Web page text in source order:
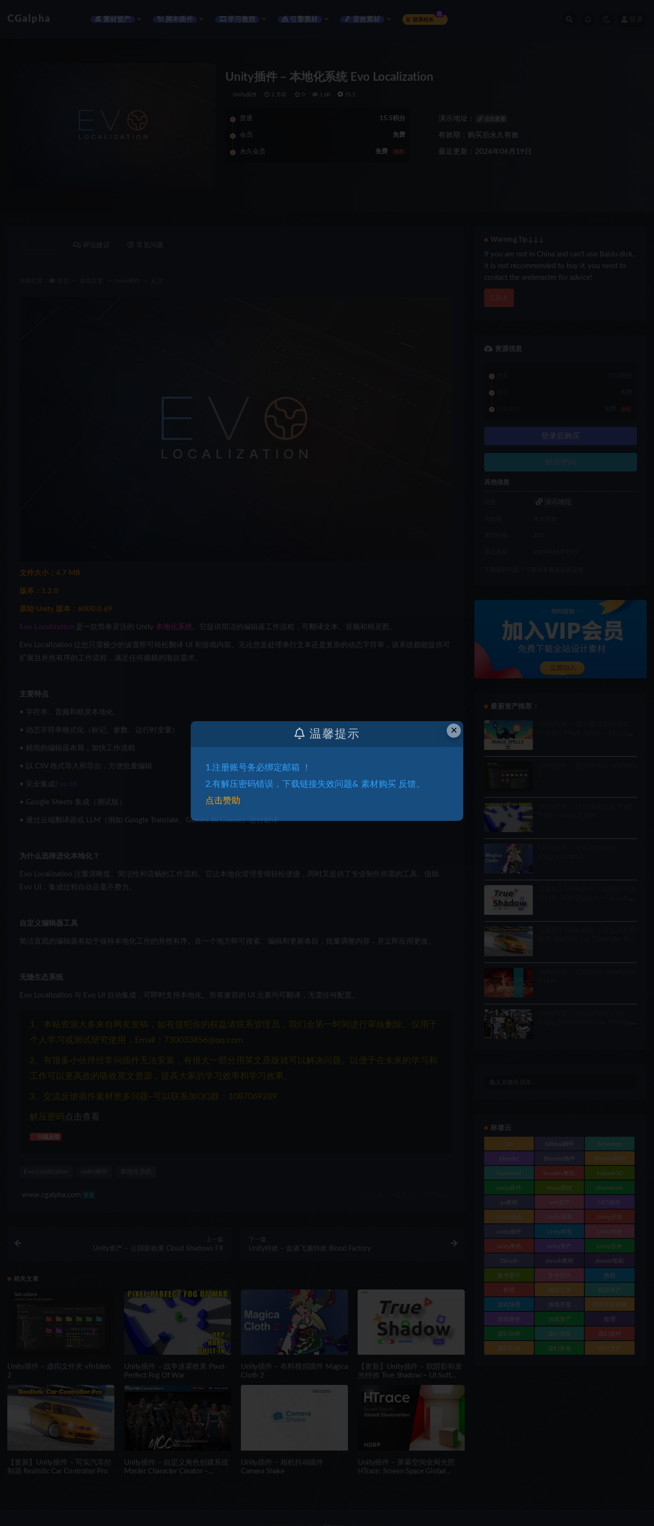
CGalpha 👒 素材资产 🔌 脚本插件 🎞️ 学习教程 🎪 引擎素材 🎵 音效素材 🥇 联系站长
急
Unity插件 – 本地化系统 Evo Localization
Unity插件 2 月前 0 1.6K 15.5
普通 15.5积分
会员 免费
永久会员 免费 推荐
演示地址： 点击查看
有效期：购买后永久有效
最近更新：2026年06月19日
评论建议 常见问题
文件大小：4.7 MB
版本：1.2.0
原始 Unity 版本：6000.0.69
Evo Localization 是一款简单灵活的 Unity 本地化系统 。它提供简洁的编辑器工作流程，可翻译文本、音频和精灵图。
Evo Localization 让您只需极少的设置即可轻松翻译 UI 和游戏内容。无论您是处理单行文本还是复杂的动态字符串，该系统都能提供可
扩展且井然有序的工作流程，满足任何规模的项目需求。
主要特点
• 字符串、音频和精灵本地化
• 动态字符串格式化（标记、参数、运行时变量）
• 精简的编辑器布局，加快工作流程
• 以 CSV 格式导入和导出，方便批量编辑
• 完全集成 Evo UI
• Google Sheets 集成（测试版）
• 通过云端翻译器或 LLM（例如 Google Translate、Gemini 和 Claude）进行翻译
为什么选择进化本地化？
Evo Localization 注重清晰度、简洁性和流畅的工作流程。它让本地化管理变得轻松便捷，同时又提供了专业制作所需的工具。借助
Evo UI，集成过程自动且毫不费力。
自定义编辑器工具
简洁直观的编辑器有助于保持本地化工作的井然有序。在一个地方即可搜索、编辑和更新条目，批量调整内容，并立即应用更改。
无缝生态系统
Evo Localization 与 Evo UI 自动集成，可即时支持本地化。所有兼容的 UI 元素均可翻译，无需任何配置。
1、本站资源大多来自网友发稿，如有侵犯你的权益请联系管理员，我们会第一时间进行审核删除。仅用于
个人学习或测试研究使用，Email：730033856@qq.com
2、有很多小伙伴经常问插件无法安装，有很大一部分用英文原版就可以解决问题。以便于在未来的学习和
工作可以更高效的吸收英文资源，提高大家的学习效率和学习效果。
3、交流反馈插件素材更多问题~可以联系加QQ群：1087069289
解压密码 点击查看
问题反馈
www.cgalpha.com
上一篇
Unity资产 – 云阴影效果 Cloud Shadows FX
下一篇
Unity特效 – 血液飞溅特效 Blood Factory
相关文章
Unity插件 – 虚拟文件夹 vFolders
2
Unity插件 – 战争迷雾效果 Pixel-
Perfect Fog Of War
Unity插件 – 布料模拟插件 Magica
Cloth 2
【更新】Unity插件 – 软阴影和发
光特效 True Shadow – UI Soft
【更新】Unity插件 – 写实汽车控
制器 Realistic Car Controller Pro
Unity插件 – 自定义角色创建系统
Master Character Creator –
Unity插件 – 相机抖动插件
Camera Shake
Unity插件 – 屏幕空间全局光照
HTrace: Screen Space Global
Warning Tip↓↓↓
If you are not in China and can’t use Baidu disk,
it is not recommended to buy it, you need to
contact the webmaster for advice!
Click
资源信息
推荐
登录后购买
解压密码
其他信息
演示地址
最新资产推荐：
Forge (Modular House, Modular
标签云
3D 3dMax插件 Artstation
blender Blender插件 Blender教程
Gumroad houdini教程 Kitbash3D
maya插件 Maya教程 photobash
ps教程 ue4资产 UE5插件
Unity动画 Unity场景 Unity开发
unity插件 Unity材质 Unity特效
unity角色 unity资产 Unity音效
Zbrush zbrush教程 zbrush笔刷
参考图片 参考照片 教程
材质 概念艺术 模型资产
游戏场景 游戏开发 游戏开发模板
游戏角色 游戏资产 纹理
虚幻动画 虚幻场景 虚幻插件
虚幻特效 虚幻角色 虚幻资产
×
温馨提示
1.注册账号务必绑定邮箱 ！
2.有解压密码错误，下载链接失效问题& 素材购买 反馈。
点击赞助